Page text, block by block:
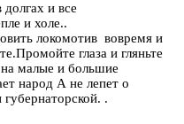
и все
и холе..
локомотив вовремя и
глаза и гляньте
малые и большие
народ А не лепет о
.